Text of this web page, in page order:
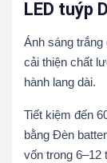
LED tuýp
Ánh sáng
cải thiện chất
hành lang dài.
Tiết kiệm đến
bằng Đèn
vốn trong 6–12